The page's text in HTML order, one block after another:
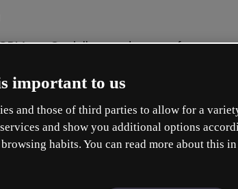
em Genially, e cada uma oferece
seus conteúdos. Escolha o que
ouPerguntas interativas
opção de ativar o SCORM dinâmico.
exibidas no arquivo SCORM que
novamente.
important to us
and those of third parties to allow for a
and show you additional options
habits. You can read more about this